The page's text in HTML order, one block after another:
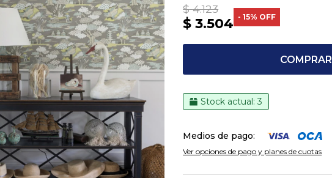
$ 3.504
$ 4.123
15
COMPRAR
Stock actual: 3
Medios de pago:
Ver opciones de pago y planes de cuotas